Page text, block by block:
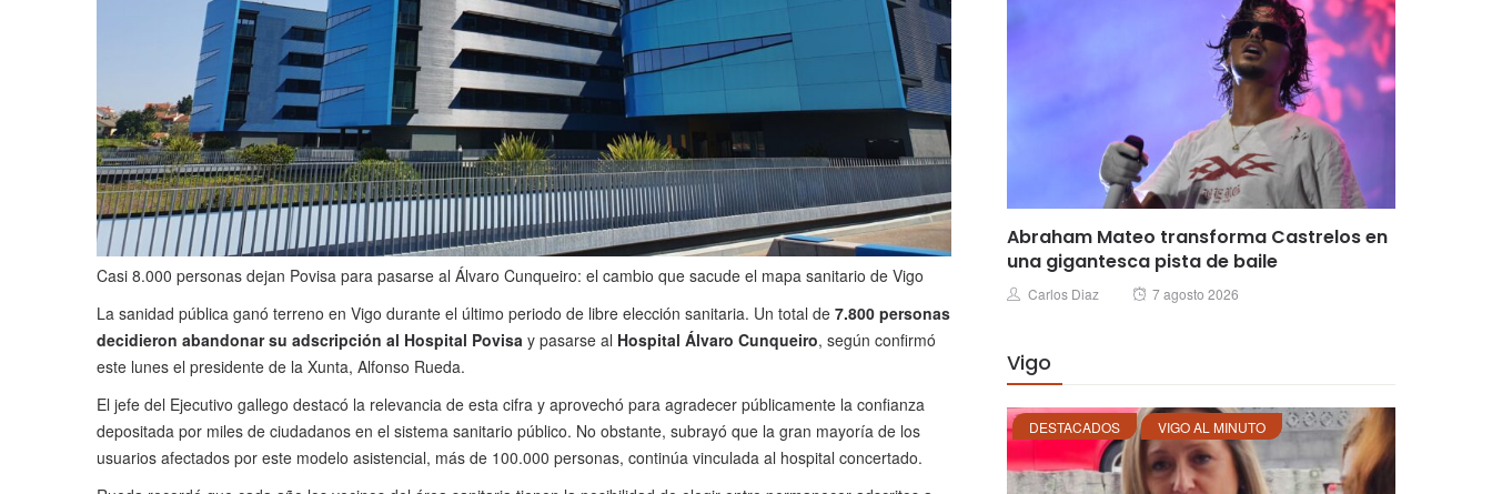
Casi 8.000 personas dejan Povisa para pasarse al Álvaro Cunqueiro: el cambio que sacude el mapa sanitario de Vigo
La sanidad pública ganó terreno en Vigo durante el último periodo de libre elección sanitaria. Un total de 7.800 personas
decidieron abandonar su adscripción al Hospital Povisa y pasarse al Hospital Álvaro Cunqueiro, según confirmó
este lunes el presidente de la Xunta, Alfonso Rueda.
El jefe del Ejecutivo gallego destacó la relevancia de esta cifra y aprovechó para agradecer públicamente la confianza
depositada por miles de ciudadanos en el sistema sanitario público. No obstante, subrayó que la gran mayoría de los
usuarios afectados por este modelo asistencial, más de 100.000 personas, continúa vinculada al hospital concertado.
Abraham Mateo transforma Castrelos en
una gigantesca pista de baile
Author
Carlos Diaz
Posted
7 agosto 2026
Vigo
DESTACADOS VIGO AL MINUTO